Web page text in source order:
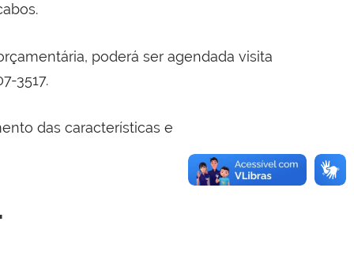
poderá ser agendada visita
3517.
das características e